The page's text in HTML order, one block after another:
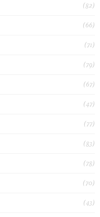
(82)
(66)
(71)
(79)
(67)
(47)
(77)
(83)
(78)
(70)
(43)